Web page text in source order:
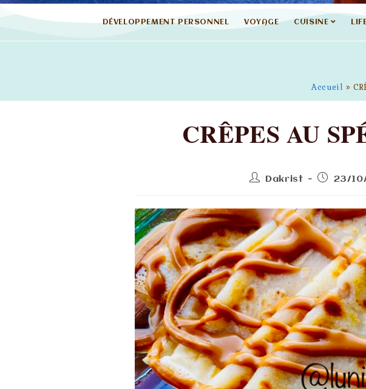
DÉVELOPPEMENT PERSONNEL VOYAGE CUISINE
Accueil »
CRÊPES AU
Dakrist 23/